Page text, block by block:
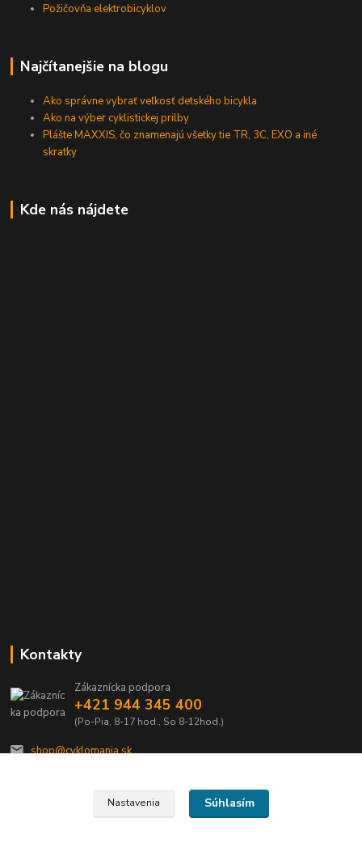
Požičovňa elektrobicyklov
Najčítanejšie na blogu
Ako správne vybrať veľkosť detského bicykla
Ako na výber cyklistickej prilby
Plášte MAXXIS, čo znamenajú všetky tie TR, 3C, EXO a iné
skratky
Kde nás nájdete
Kontakty
Zákaznícka podpora
+421 944 345 400
(Po-Pia, 8-17 hod., So 8-12hod.)
shop@cyklomania.sk
Nastavenia Súhlasím